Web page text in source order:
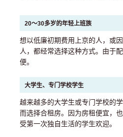
20～30多岁的年轻上班族
想以低廉初期费用上京的人，或
人，都经常选择这种方式。由于
便。
大学生、专门学校学生
越来越多的大学生或专门学校的
而选择合租房。因为房租便宜，
受第一次独自生活的学生欢迎。